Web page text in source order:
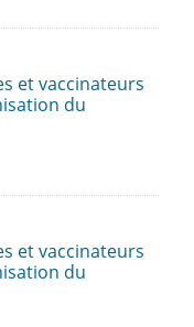
et vaccinateurs
du
et vaccinateurs
du